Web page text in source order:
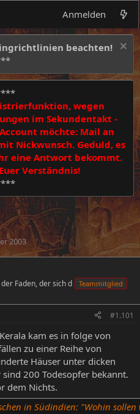
Anmelden
beachten!
wegen
im Sekundentakt -
möchte: Mail an
Nickwunsch. Geduld, es
eine Antwort bekommt.
Verständnis!
2003
Faden, der sich d Teammitglied
#1.101
kam es in folge von
zu einer Reihe von
Häuser unter dicken
200 Todesopfer bekannt.
dem Nichts.
in Südindien: "Wohin sollen wir jetzt